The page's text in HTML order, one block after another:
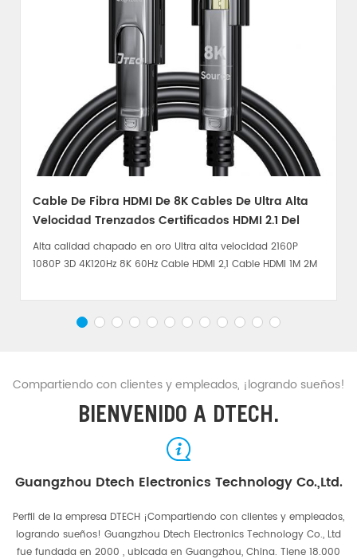
Cable De Fibra HDMI De 8K Cables De Ultra Alta
Velocidad Trenzados Certificados HDMI 2.1 Del
Cable HDMI
Alta calidad chapado en oro Ultra alta velocidad 2160P
1080P 3D 4K120Hz 8K 60Hz Cable HDMI 2,1 Cable HDMI 1M 2M
Compartiendo con clientes y empleados, ¡logrando sueños!
BIENVENIDO A DTECH.
Guangzhou Dtech Electronics Technology Co.,Ltd.
Perfil de la empresa DTECH ¡Compartiendo con clientes y empleados,
logrando sueños! Guangzhou Dtech Electronics Technology Co., Ltd
fue fundada en 2000 , ubicada en Guangzhou, China. Tiene 18.000